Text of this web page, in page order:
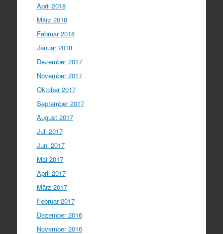
April 2018
März 2018
Februar 2018
Januar 2018
Dezember 2017
November 2017
Oktober 2017
September 2017
August 2017
Juli 2017
Juni 2017
Mai 2017
April 2017
März 2017
Februar 2017
Dezember 2016
November 2016